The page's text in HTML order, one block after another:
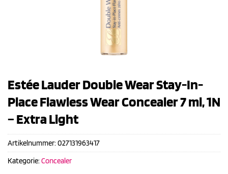
Estée Lauder Double Wear Stay-In-
Place Flawless Wear Concealer 7 ml, 1N
– Extra Light
Artikelnummer: 027131963417
Kategorie: Concealer